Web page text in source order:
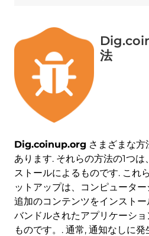
法
Dig.coinup.org さまざまな
あります. それらの方法の1つ
ストールによるものです. これ
ットアップは、コンピュータ
追加のコンテンツをインスト
バンドルされたアプリケーシ
ものです。. 通常, 通知なしに